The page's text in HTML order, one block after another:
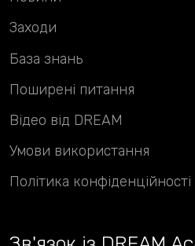
Умови використання
Політика конфіденційності
Заходи
База знань
Поширені питання
Відео від DREAM